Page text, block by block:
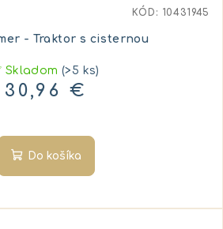
- Traktor s cisternou
Skladom(>5 ks)
30,96 €
Do košíka
KÓD: 10431945